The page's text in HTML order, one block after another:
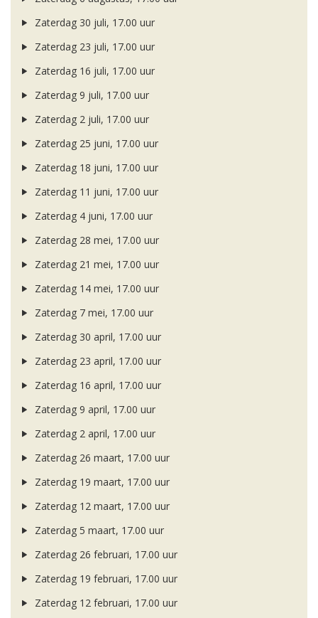
Zaterdag 30 juli, 17.00 uur
Zaterdag 23 juli, 17.00 uur
Zaterdag 16 juli, 17.00 uur
Zaterdag 9 juli, 17.00 uur
Zaterdag 2 juli, 17.00 uur
Zaterdag 25 juni, 17.00 uur
Zaterdag 18 juni, 17.00 uur
Zaterdag 11 juni, 17.00 uur
Zaterdag 4 juni, 17.00 uur
Zaterdag 28 mei, 17.00 uur
Zaterdag 21 mei, 17.00 uur
Zaterdag 14 mei, 17.00 uur
Zaterdag 7 mei, 17.00 uur
Zaterdag 30 april, 17.00 uur
Zaterdag 23 april, 17.00 uur
Zaterdag 16 april, 17.00 uur
Zaterdag 9 april, 17.00 uur
Zaterdag 2 april, 17.00 uur
Zaterdag 26 maart, 17.00 uur
Zaterdag 19 maart, 17.00 uur
Zaterdag 12 maart, 17.00 uur
Zaterdag 5 maart, 17.00 uur
Zaterdag 26 februari, 17.00 uur
Zaterdag 19 februari, 17.00 uur
Zaterdag 12 februari, 17.00 uur